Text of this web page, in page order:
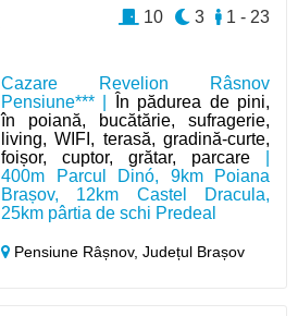
Cazare Revelion Râsnov
Pensiune*** |
În pădurea de pini,
în poiană, bucătărie, sufragerie,
living, WIFI, terasă, gradină-curte,
foișor, cuptor, grătar, parcare
400m Parcul Dinó, 9km Poiana
Brașov, 12km Castel Dracula,
25km pârtia de schi Predeal
Pensiune Râșnov,Județul Brașov
1 - 23
3
10